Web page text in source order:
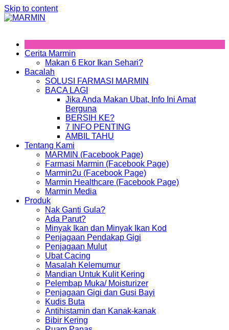
Skip to content
Cerita Marmin
Makan 6 Ekor Ikan Sehari?
Bacalah
SOLUSI FARMASI MARMIN
BACA LAGI
Jika Anda Makan Ubat, Info Ini Amat
Berguna
BERSIH KE?
7 INFO PENTING
AMBIL TAHU
Tentang Kami
MARMIN (Facebook Page)
Farmasi Marmin (Facebook Page)
Marmin2u (Facebook Page)
Marmin Healthcare (Facebook Page)
Marmin Media
Produk
Nak Ganti Gula?
Ada Parut?
Minyak Ikan dan Minyak Ikan Kod
Penjagaan Pendakap Gigi
Penjagaan Mulut
Ubat Cacing
Masalah Kelemumur
Mandian Untuk Kulit Kering
Pelembap Muka/ Moisturizer
Penjagaan Gigi dan Gusi Bayi
Kudis Buta
Antihistamin dan Kanak-kanak
Bibir Kering